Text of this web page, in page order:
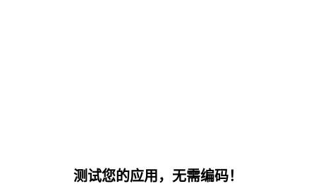
测试您的应用，无需编码！